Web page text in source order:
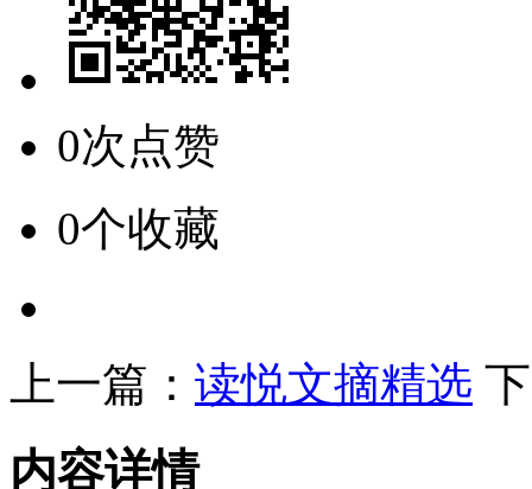
0次点赞
0个收藏
上一篇： 读悦文摘精选
内容详情